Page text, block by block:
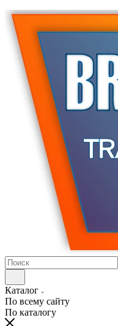
Каталог
По всему сайту
По каталогу